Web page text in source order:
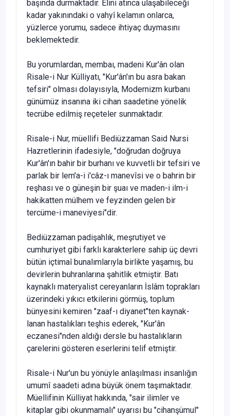
başında durmaktadır. Elini atınca ulaşabileceği
kadar yakınındaki o vahyî kelamın onlarca,
yüzlerce yorumu, sadece ihtiyaç duymasını
beklemektedir.
Bu yorumlardan, membaı, madeni Kur'ân olan
Risale-i Nur Külliyatı, "Kur'ân'ın bu asra bakan
tefsiri" olması dolayısıyla, Modernizm kurbanı
günümüz insanına iki cihan saadetine yönelik
tecrübe edilmiş reçeteler sunmaktadır.
Risale-i Nur, müellifi Bediüzzaman Said Nursi
Hazretlerinin ifadesiyle, "doğru­dan doğruya
Kur'ân'ın bahir bir burhanı ve kuvvetli bir tefsiri ve
parlak bir lem'a-i i'câz-ı manevîsi ve o bahrin bir
reşhası ve o güneşin bir şuaı ve maden-i ilm-i
haki­katten mülhem ve feyzinden gelen bir
tercüme-i maneviyesi"dir.
Bediüzzaman padişahlık, meşrutiyet ve
cumhuriyet gibi farklı karakterlere sahip üç devri
bütün içtimaî bunalımlarıyla birlikte yaşamış, bu
devirlerin buhranlarına şahitlik etmiştir. Batı
kaynaklı materyalist cereyanların İslâm toprakları
üzerinde­ki yıkıcı etkilerini görmüş, toplum
bünyesini kemiren "zaaf-ı diyanet"ten kaynak­
lanan hastalıkları teşhis ederek, "Kur'ân
eczanesi"nden aldığı dersle bu hastalıkla­rın
çarelerini gösteren eserlerini telif etmiştir.
Risale-i Nur'un bu yönüyle anlaşılması insanlığın
umumî saadeti adına büyük önem taşımaktadır.
Müellifinin Külliyat hakkında, "sair ilimler ve
kitaplar gibi okunmamalı" uyarısı bu "cihanşümul"